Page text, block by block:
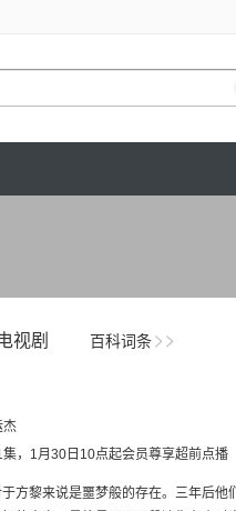
百科词条
视剧
杰
，1月30日10点起会员尊享超前点播
方黎来说是噩梦般的存在。三年后